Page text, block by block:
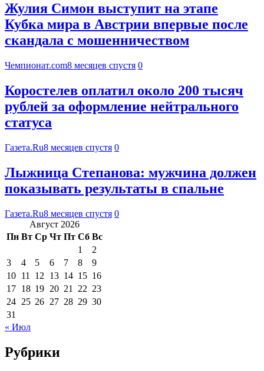
Жулия Симон выступит на этапе
Кубка мира в Австрии впервые после
скандала с мошенничеством
Чемпионат.com8 месяцев спустя 0
Коростелев оплатил около 200 тысяч
рублей за оформление нейтрального
статуса
Газета.Ru8 месяцев спустя 0
Лыжница Степанова: мужчина должен
показывать результаты в спальне
Газета.Ru8 месяцев спустя 0
Август 2026
Пн Вт Ср Чт Пт Сб Вс
1
2
3
4 5 6 7 8
9
10 11 12 13 14 15 16
17 18 19 20 21 22 23
24 25 26 27 28 29 30
31
« Июл
Рубрики